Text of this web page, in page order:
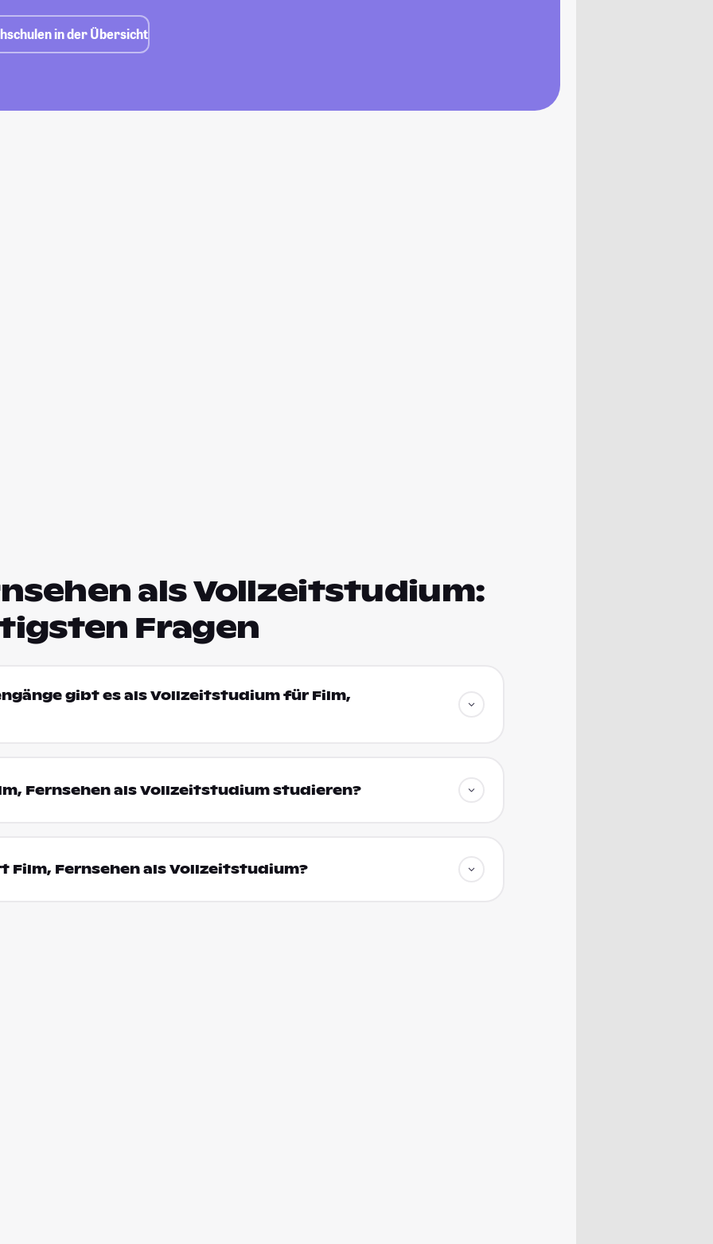
in der Übersicht
als Vollzeitstudium:
Fragen
gibt es als Vollzeitstudium für Film,
Fernsehen als Vollzeitstudium studieren?
Film, Fernsehen als Vollzeitstudium?